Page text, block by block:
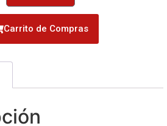
Carrito de Compras